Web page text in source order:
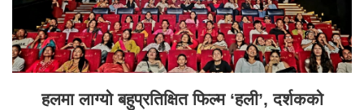
हलमा लाग्यो बहुप्रतिक्षित फिल्म ‘हली’, दर्शकको